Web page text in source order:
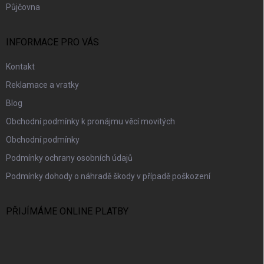
Půjčovna
INFORMACE PRO VÁS
Kontakt
Reklamace a vratky
Blog
Obchodní podmínky k pronájmu věcí movitých
Obchodní podmínky
Podmínky ochrany osobních údajů
Podmínky dohody o náhradě škody v případě poškození
PŘIJÍMÁME ONLINE PLATBY